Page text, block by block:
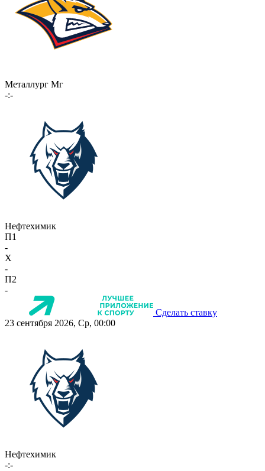
Металлург Мг
-:-
Нефтехимик
П1
-
X
-
П2
-
Сделать ставку
23 сентября 2026, Ср, 00:00
Нефтехимик
-:-